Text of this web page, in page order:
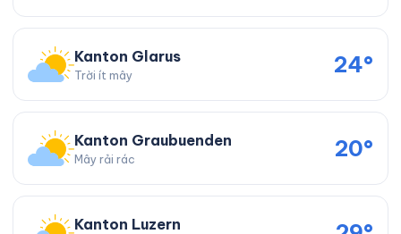
Kanton Glarus
Trời ít mây 24°
Kanton Graubuenden
Mây rải rác 20°
Kanton Luzern